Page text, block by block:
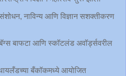
नाविन्य आणि विज्ञान सशक्तीकरण
बाफटा आणि स्कॉटलंड अवॉर्ड्सवरील
बँकॉकमध्ये आयोजित